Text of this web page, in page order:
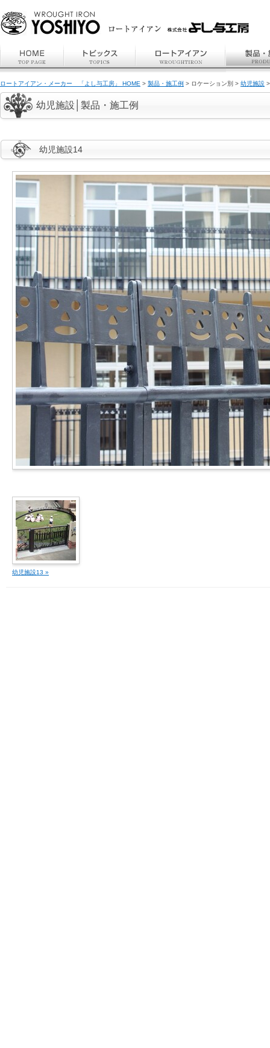
ロートアイアン・メーカー 「よし与工房」 HOME > 製品・施工例 > ロケーション別 > 幼児施設
幼児施設│製品・施工例
幼児施設14
幼児施設13 »